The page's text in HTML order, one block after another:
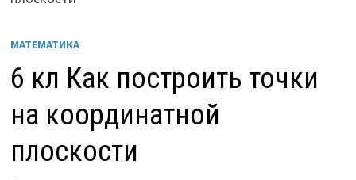
МАТЕМАТИКА
6 кл Как построить точки
на координатной
плоскости